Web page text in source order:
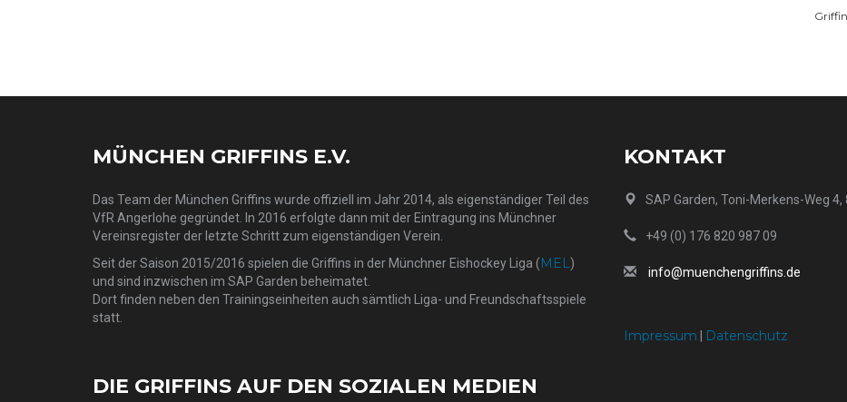
MÜNCHEN GRIFFINS E.V.
Das Team der München Griffins wurde offiziell im Jahr 2014, als eigenständiger Teil des
VfR Angerlohe gegründet. In 2016 erfolgte dann mit der Eintragung ins Münchner
Vereinsregister der letzte Schritt zum eigenständigen Verein.
Seit der Saison 2015/2016 spielen die Griffins in der Münchner Eishockey Liga (MEL)
und sind inzwischen im SAP Garden beheimatet.
Dort finden neben den Trainingseinheiten auch sämtlich Liga- und Freundschaftsspiele
statt.
KONTAKT
SAP Garden, Toni-Merkens-Weg
+49 (0) 176 820 987 09
info@muenchengriffins.de
Impressum Datenschutz
DIE GRIFFINS AUF DEN SOZIALEN MEDIEN